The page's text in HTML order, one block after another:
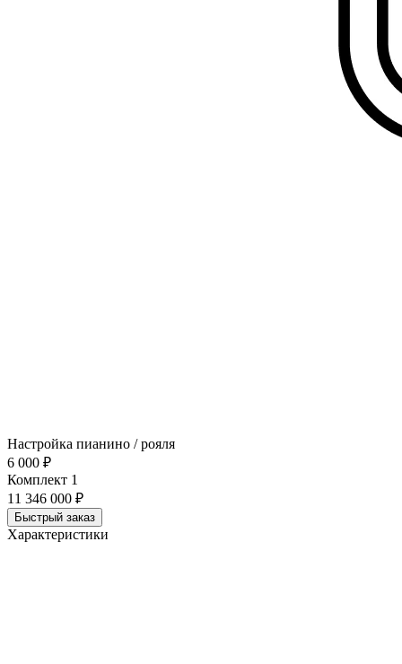
Настройка пианино / рояля
6 000 ₽
Комплект 1
11 346 000 ₽
Быстрый заказ
Характеристики